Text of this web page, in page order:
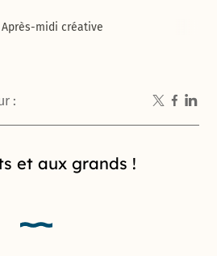
Après-midi créative
:
de la page
et aux grands !